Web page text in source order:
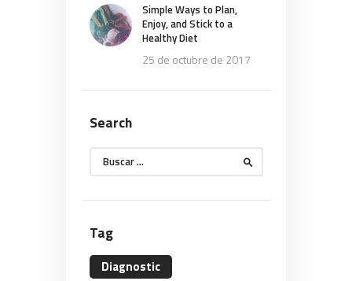
Simple Ways to Plan,
Enjoy, and Stick to a
Healthy Diet
25 de octubre de 2017
Search
Buscar:
Tag
Diagnostic